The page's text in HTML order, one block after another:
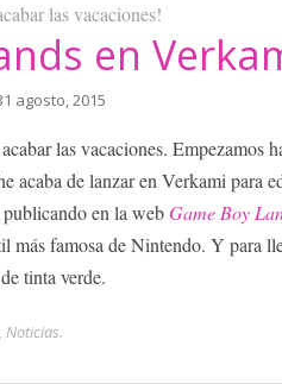
las vacaciones!
en
agosto, 2015
las vacaciones. Empezamos
acaba de lanzar en Verkami para
en la webGame Boy
más famosa de Nintendo. Y para
tinta verde.
, Noticias.